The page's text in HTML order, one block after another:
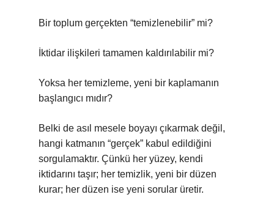
Bir toplum gerçekten “temizlenebilir” mi?
İktidar ilişkileri tamamen kaldırılabilir mi?
Yoksa her temizleme, yeni bir kaplamanın
başlangıcı mıdır?
Belki de asıl mesele boyayı çıkarmak değil,
hangi katmanın “gerçek” kabul edildiğini
sorgulamaktır. Çünkü her yüzey, kendi
iktidarını taşır; her temizlik, yeni bir düzen
kurar; her düzen ise yeni sorular üretir.